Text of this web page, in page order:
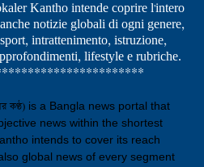
Kantho intende coprire l'intero
notizie globali di ogni genere,
intrattenimento, istruzione,
lifestyle e rubriche.
কণ্ঠ) is a Bangla news portal that
news within the shortest
intends to cover its reach
global news of every segment